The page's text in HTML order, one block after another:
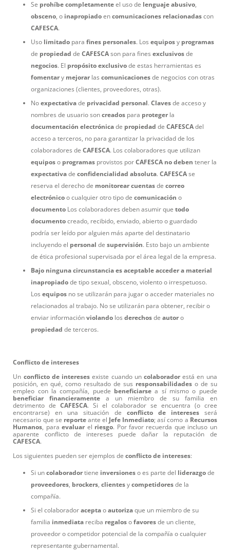
Se prohíbe completamente el uso de lenguaje abusivo,
obsceno, o inapropiado encomunicaciones relacionadas con
CAFESCA.
Uso limitado parafines personales. Losequipos y programas
de propiedad deCAFESCA son para finesexclusivos de
negocios. El propósito exclusivo de estas herramientas es
fomentar y mejorar lascomunicaciones de negocios con otras
organizaciones (clientes, proveedores, otras).
Noexpectativa de privacidad personal.Claves de acceso y
nombres de usuario soncreados para proteger la
documentación electrónica de propiedad deCAFESCA del
acceso a terceros, no para garantizar la privacidad de los
colaboradores deCAFESCA. Los colaboradores que utilizan
equipos o programas provistos porCAFESCA no deben tener la
expectativa deconfidencialidad absoluta.CAFESCA se
reserva el derecho de monitorear cuentas decorreo
electrónico o cualquier otro tipo decomunicación o
documento Los colaboradores deben asumir quetodo
documento creado, recibido, enviado, abierto o guardado
podría ser leído por alguien más aparte del destinatario
incluyendo el personal desupervisión. Esto bajo un ambiente
de ética profesional supervisada por el área legal de la empresa.
Bajo ninguna circunstancia es aceptable acceder a material
inapropiado de tipo sexual, obsceno, violento o irrespetuoso.
Losequipos no se utilizarán para jugar o acceder materiales no
relacionados al trabajo. No se utilizarán para obtener, recibir o
enviar informaciónviolando losderechos deautor o
propiedad de terceros.
Conflicto de intereses
Un conflicto de intereses existe cuando un colaboradorestá en una
posición, en qué, como resultado de sus responsabilidadeso de su
empleo con la compañía, puede beneficiarse a sí mismo o puede
beneficiar
financieramente a un miembro de su familia en
detrimento deCAFESCA. Si el colaborador se encuentra (o cree
encontrarse) en una situación de conflicto de interesesserá
necesario que se reporteante el Jefe Inmediato; así como a Recursos
Humanos , paraevaluar el riesgo. Por favor recuerda que incluso un
aparente conflicto de intereses puede dañar la reputación de
CAFESCA.
Los siguientes pueden ser ejemplos deconflicto de intereses:
Si uncolaborador tiene inversiones o es parte del liderazgo de
proveedores brockers ,clientes ycompetidores de la
compañía.
Si el colaboradoracepta oautoriza que un miembro de su
familia inmediata reciba regalos ofavores de un cliente,
proveedor o competidor potencial de la compañía o cualquier
representante gubernamental.